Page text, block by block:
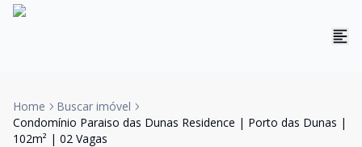
Home
Buscar imóvel
Condomínio Paraiso das Dunas Residence | Porto das Dunas |
102m² | 02 Vagas